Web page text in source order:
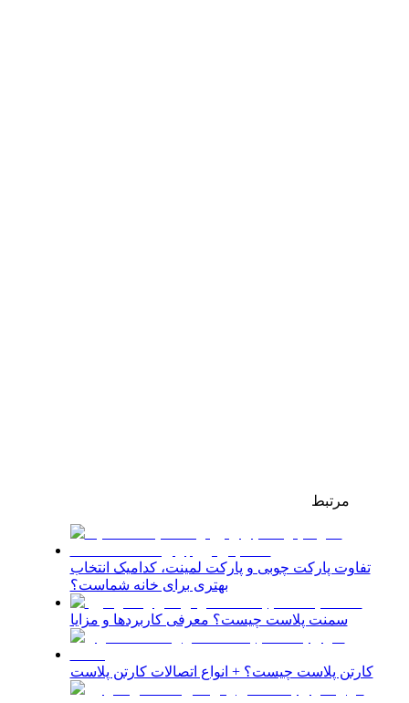
مرتبط
تفاوت پارکت چوبی و پارکت لمینت، کدامیک انتخاب
بهتری برای خانه شماست؟
سمنت پلاست چیست؟ معرفی کاربردها و مزایا
کارتن پلاست چیست؟ + انواع اتصالات کارتن پلاست